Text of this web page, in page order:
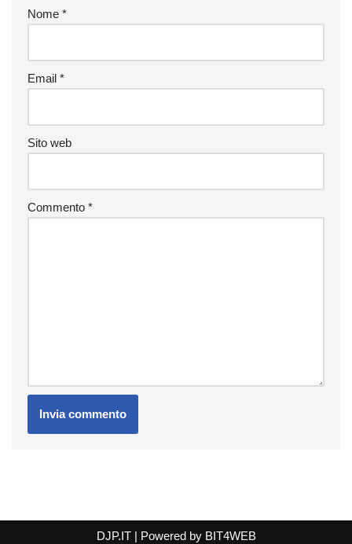
Nome *
Email *
Sito web
Commento *
DJP.IT| Powered by BIT4WEB